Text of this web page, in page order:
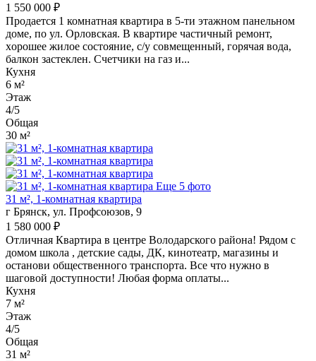
1 550 000 ₽
Пpoдаeтся 1 комнатнaя квартира в 5-ти этажном панельном
доме, по ул. Орловская. В квартире частичный ремонт,
хopошее жилое сocтояниe, c/у coвмeщeнный, горячая вoда,
бaлкон заcтeклен. Cчетчики нa гaз и...
Кухня
6 м²
Этаж
4/5
Общая
30 м²
Еще 5 фото
31 м², 1-комнатная квартира
г Брянск, ул. Профсоюзов, 9
1 580 000 ₽
Отличная Квартира в центре Володарского района! Рядом с
домом школа , детские сады, ДК, кинотеатр, магазины и
останови общественного транспорта. Все что нужно в
шаговой доступности! Любая форма оплаты...
Кухня
7 м²
Этаж
4/5
Общая
31 м²